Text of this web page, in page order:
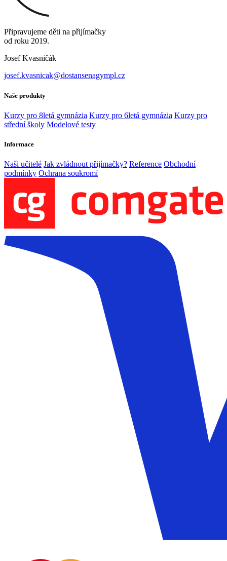
Připravujeme děti na přijímačky
od roku 2019.
Josef Kvasničák
josef.kvasnicak@dostansenagympl.cz
Naše produkty
Kurzy pro 8letá gymnázia Kurzy pro 6letá gymnázia Kurzy pro
střední školy Modelové testy
Informace
Naši učitelé Jak zvládnout přijímačky? Reference Obchodní
podmínky Ochrana soukromí